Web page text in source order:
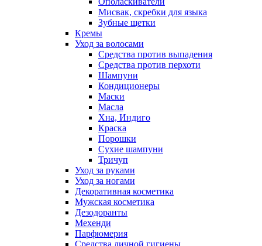
Мисвак, скребки для языка
Зубные щетки
Кремы
Уход за волосами
Средства против выпадения
Средства против перхоти
Шампуни
Кондиционеры
Маски
Масла
Хна, Индиго
Краска
Порошки
Сухие шампуни
Тричуп
Уход за руками
Уход за ногами
Декоративная косметика
Мужская косметика
Дезодоранты
Мехенди
Парфюмерия